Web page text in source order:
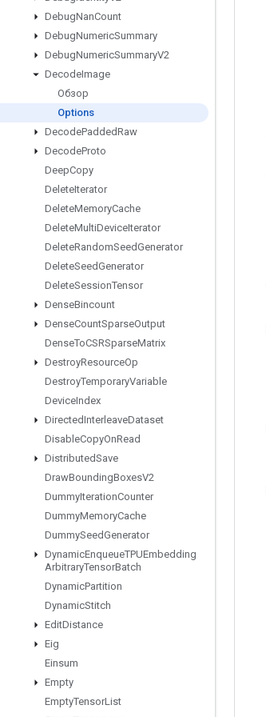
DebugNanCount
DebugNumericSummary
DebugNumericSummaryV2
DecodeImage
Обзор
Options
DecodePaddedRaw
DecodeProto
DeepCopy
DeleteIterator
DeleteMemoryCache
DeleteMultiDeviceIterator
DeleteRandomSeedGenerator
DeleteSeedGenerator
DeleteSessionTensor
DenseBincount
DenseCountSparseOutput
DenseToCSRSparseMatrix
DestroyResourceOp
DestroyTemporaryVariable
DeviceIndex
DirectedInterleaveDataset
DisableCopyOnRead
DistributedSave
DrawBoundingBoxesV2
DummyIterationCounter
DummyMemoryCache
DummySeedGenerator
DynamicEnqueueTPUEmbedding
ArbitraryTensorBatch
DynamicPartition
DynamicStitch
EditDistance
Eig
Einsum
Empty
EmptyTensorList